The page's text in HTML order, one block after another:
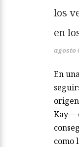
los
en
agosto
En
Kay—
como